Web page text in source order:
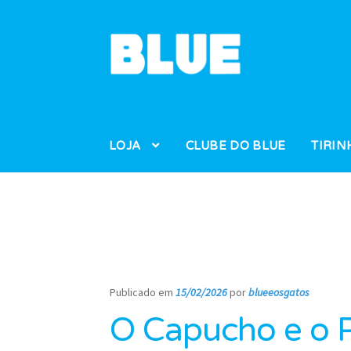
Pular
para
Pular
para
LOJA CLUBE DO BLUE
Publicado em15/02/2026porblueeosgatos
O Capucho e o